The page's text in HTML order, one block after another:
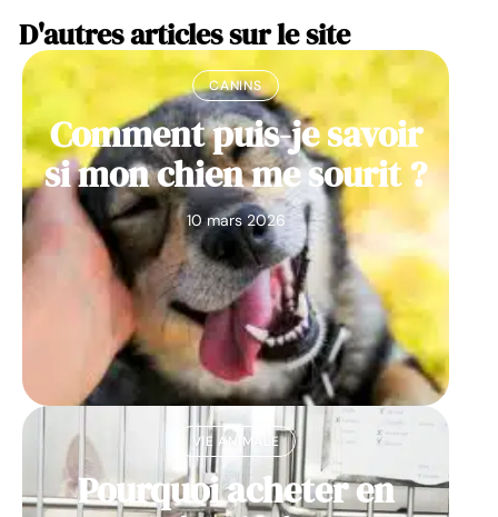
D'autres articles sur le site
CANINS
Comment puis-je savoir
si mon chien me sourit ?
10 mars 2026
VIE ANIMALE
Pourquoi acheter en